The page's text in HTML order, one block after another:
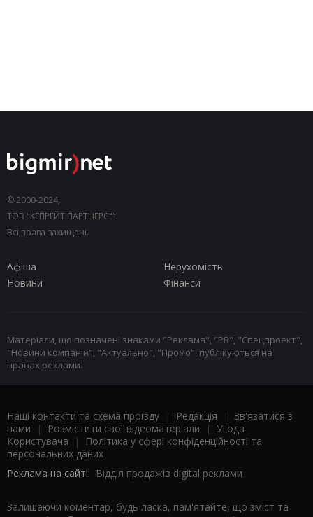
© 2000-2024,
ТОВ "КЕПРЕЙТ ПАРТНЕРС"".
Всі права захищені.
Афіша
Нерухомість
Новини
Фінанси
Матеріали, що позначені знаками "Реклама", "PR", "Спецпроект",
"Новини компаній", "Актуально", "Промо", публікуються на
правах реклами.
Наші контакти та схема проїзду | Редакція | Зв'язатися з
нами | Розмістити свої відеоматеріали | Угода
Користувача |
Політика у сфері конфіденційності та
персональних даних
Реклама на сайті: Відділ продажів digital реклами
Залишаючи коментар, будь ласка, пам'ятайте, що зміст та